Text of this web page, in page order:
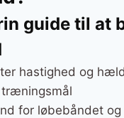
guide til at
hastighed og
træningsmål
for løbebåndet og